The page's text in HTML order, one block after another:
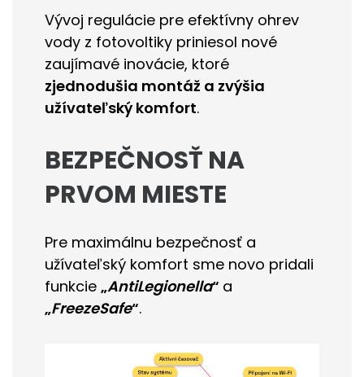
Vývoj regulácie pre efektívny ohrev
vody z fotovoltiky priniesol nové
zaujímavé inovácie, ktoré
zjednodušia montáž a zvýšia
užívateľský komfort.
BEZPEČNOSŤ NA
PRVOM MIESTE
Pre maximálnu bezpečnosť a
užívateľský komfort sme novo pridali
funkcie „AntiLegionella“ a
„FreezeSafe“.